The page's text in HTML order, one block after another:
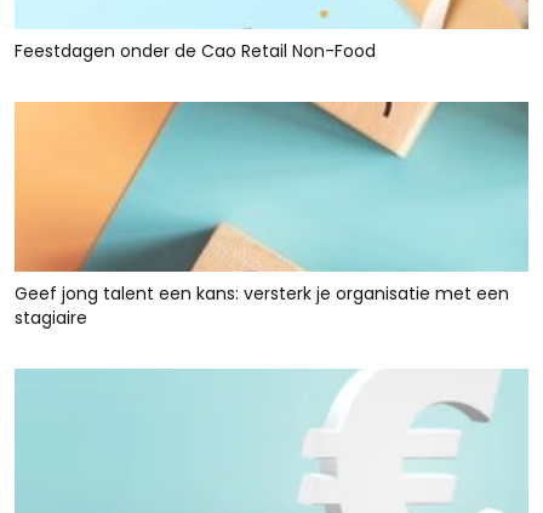
Feestdagen onder de Cao Retail Non-Food
Geef jong talent een kans: versterk je organisatie met een
stagiaire